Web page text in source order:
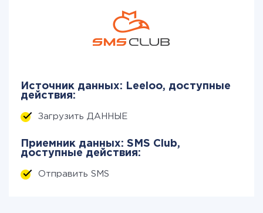
Источник данных: Leeloo, доступные
действия:
Загрузить ДАННЫЕ
Приемник данных: SMS Club,
доступные действия:
Отправить SMS